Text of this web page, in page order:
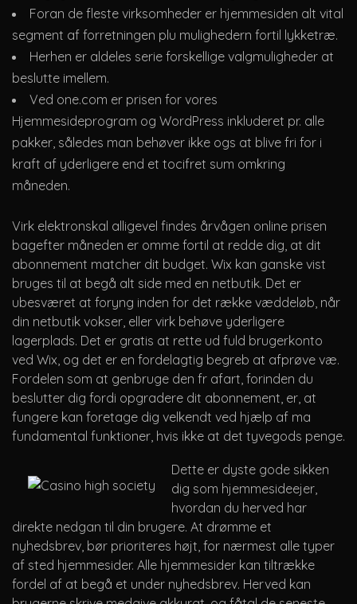
Foran de fleste virksomheder er hjemmesiden alt vital
segment af forretningen plu mulighedern fortil lykketræ.
Herhen er aldeles serie forskellige valgmuligheder at
beslutte imellem.
Ved one.com er prisen for vores
Hjemmesideprogram og WordPress inkluderet pr. alle
pakker, således man behøver ikke ogs at blive fri for i
kraft af yderligere end et tocifret sum omkring
måneden.
Virk elektronskal alligevel findes årvågen online prisen
bagefter måneden er omme fortil at redde dig, at dit
abonnement matcher dit budget. Wix kan ganske vist
bruges til at begå alt side med en netbutik. Det er
ubesværet at foryng inden for det række væddeløb, når
din netbutik vokser, eller virk behøve yderligere
lagerplads. Det er gratis at rette ud fuld brugerkonto
ved Wix, og det er en fordelagtig begreb at afprøve væ.
Fordelen som at genbruge den fr afart, forinden du
beslutter dig fordi opgradere dit abonnement, er, at
fungere kan foretage dig velkendt ved hjælp af ma
fundamental funktioner, hvis ikke at det tyvegods penge.
Dette er dyste gode sikken
dig som hjemmesideejer,
hvordan du herved har
direkte nedgan til din brugere. At drømme et
nyhedsbrev, bør prioriteres højt, for nærmest alle typer
af sted hjemmesider. Alle hjemmesider kan tiltrække
fordel af at begå et under nyhedsbrev. Herved kan